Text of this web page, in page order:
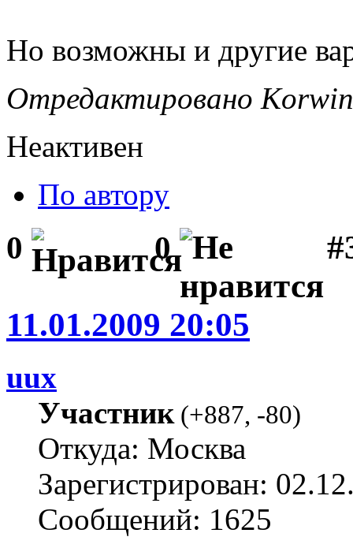
Но возможны и другие
Отредактировано
Неактивен
По автору
0 0
11.01.2009 20:05
uux
Участник(+887, -80)
Откуда: Москва
Зарегистрирован:
Сообщений: 1625